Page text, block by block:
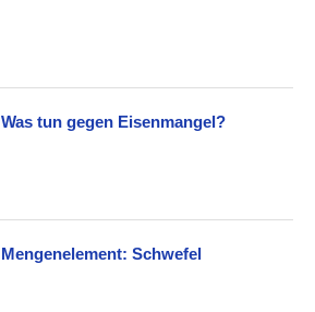
Was tun gegen Eisenmangel?
Mengenelement: Schwefel